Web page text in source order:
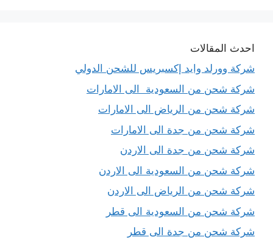
احدث المقالات
شركة وورلد وايد إكسبريس للشحن الدولي
شركة شحن من السعودية الى الامارات
شركة شحن من الرياض الى الامارات
شركة شحن من جدة الى الامارات
شركة شحن من جدة الى الاردن
شركة شحن من السعودية الى الاردن
شركة شحن من الرياض الى الاردن
شركة شحن من السعودية الى قطر
شركة شحن من جدة الى قطر